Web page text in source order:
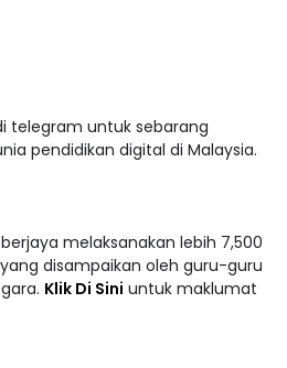
telegram untuk sebarang
pendidikan digital di Malaysia.
melaksanakan lebih 7,500
disampaikan oleh guru-guru
Klik Di Sini untuk maklumat